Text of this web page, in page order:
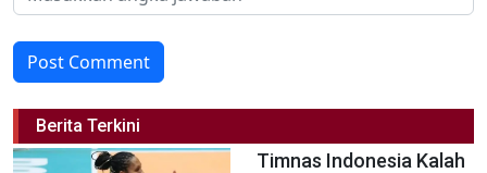
Post Comment
Berita Terkini
Timnas Indonesia Kalah